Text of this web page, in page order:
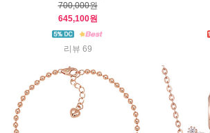
700,000원
645,100원
리뷰 69